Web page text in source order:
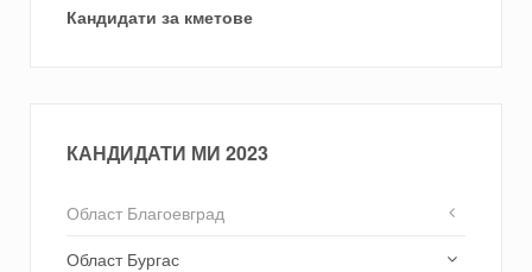
Кандидати за кметове
КАНДИДАТИ МИ 2023
Област Благоевград
Област Бургас